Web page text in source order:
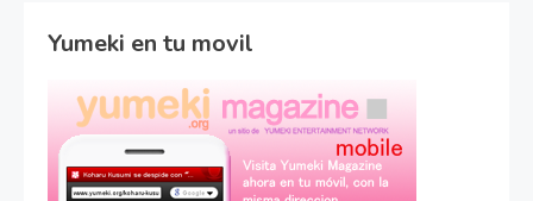
Yumeki en tu movil